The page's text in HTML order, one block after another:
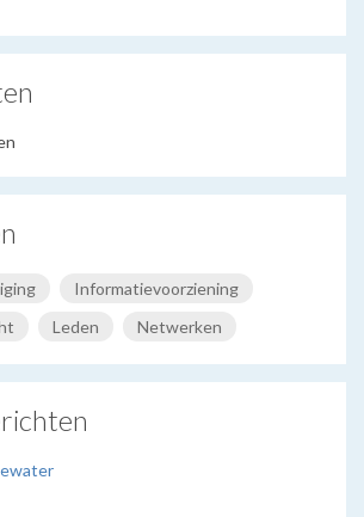
Informatievoorziening
Leden Netwerken